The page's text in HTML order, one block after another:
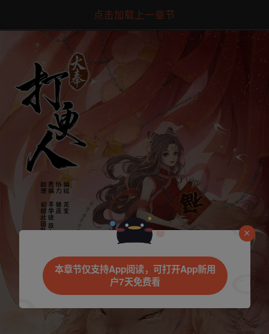
点击加载上一章节
本章节仅支持App阅读，可打开App新用
户7天免费看
是否前往腾漫App继续阅读
立即前往